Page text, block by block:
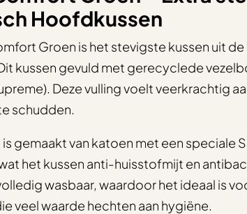
Hoofdkussen
Groen is het stevigste kussen uit
kussen gevuld met gerecyclede
Deze vulling voelt veerkrachtig
schudden.
gemaakt van katoen met een speciale
het kussen anti-huisstofmijt en
wasbaar, waardoor het ideaal is
veel waarde hechten aan hygiëne.